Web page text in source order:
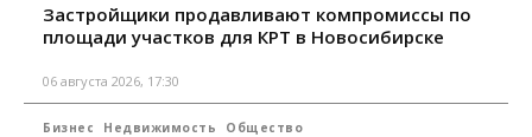
Застройщики продавливают компромиссы по
площади участков для КРТ в Новосибирске
06 августа 2026, 17:30
Бизнес Недвижимость Общество